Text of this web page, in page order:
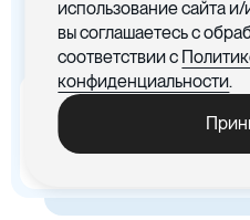
Цифровые договоры
Цифровая бухгалтерия
понятным интерфейсом
x5
Ускорились процедуры
обработки документов
использование сайта
вы соглашаетесь с
соответствии с
конфиденциальности.